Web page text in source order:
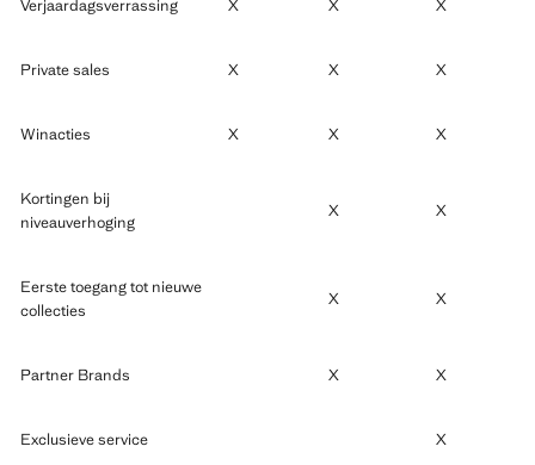
Verjaardagsverrassing X X X
Private sales X X X
Winacties X X X
Kortingen bij
niveauverhoging
X X
Eerste toegang tot nieuwe
collecties
X X
Partner Brands X X
Exclusieve service X